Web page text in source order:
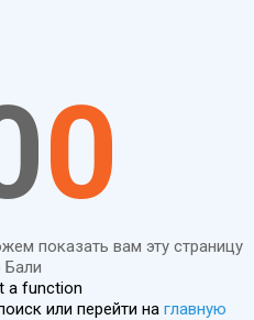
0
показать вам эту страницу
Бали
a function
или перейти на главную